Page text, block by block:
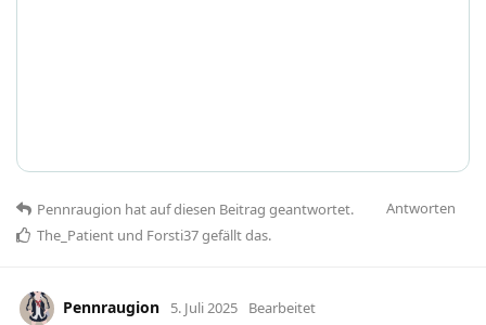
Antworten
Pennraugion hatauf diesen Beitrag geantwortet.
The_Patient und Forsti37gefällt das.
Pennraugion 5. Juli 2025 Bearbeitet